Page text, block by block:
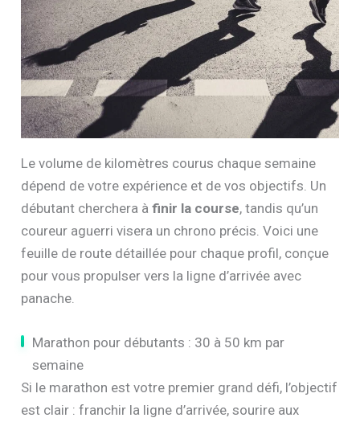
Le volume de kilomètres courus chaque semaine
dépend de votre expérience et de vos objectifs. Un
débutant cherchera àfinir la course, tandis qu’un
coureur aguerri visera un chrono précis. Voici une
feuille de route détaillée pour chaque profil, conçue
pour vous propulser vers la ligne d’arrivée avec
panache.
Marathon pour débutants : 30 à 50 km par
semaine
Si le marathon est votre premier grand défi, l’objectif
est clair : franchir la ligne d’arrivée, sourire aux